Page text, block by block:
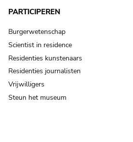
PARTICIPEREN
Burgerwetenschap
Scientist in residence
Residenties kunstenaars
Residenties journalisten
Vrijwilligers
Steun het museum